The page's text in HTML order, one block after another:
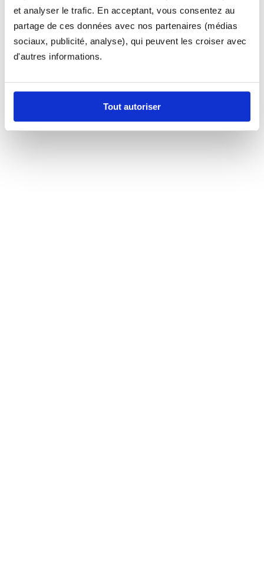
et analyser le trafic. En acceptant, vous consentez au
partage de ces données avec nos partenaires (médias
sociaux, publicité, analyse), qui peuvent les croiser avec
d'autres informations.
Tout autoriser